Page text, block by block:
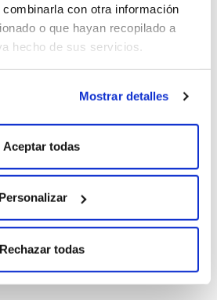
con otra información
o que hayan recopilado a
hecho de sus servicios.
Mostrar detalles
Aceptar todas
Personalizar
Rechazar todas
MONASTERIOS DE LA
SANTO ESTEVO, SANTA
PAIO DE ABELEDA